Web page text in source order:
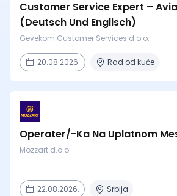
Customer Service Expert –
(Deutsch Und Englisch)
Gevekom Customer Services d.o.o.
20.08.2026. Rad od kuće
Operater/-Ka Na Uplatnom
Mozzart d.o.o.
22.08.2026. Srbija